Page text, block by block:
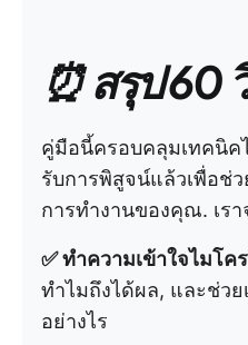
⏰ สรุป 60
คู่มือนี้ครอบคลุมเทคนิค
รับการพิสูจน์แล้วเพื่อช่
การทำงานของคุณ. เร
✅ ทำความเข้าใจไมโค
ทำไมถึงได้ผล, และช่ว
อย่างไร